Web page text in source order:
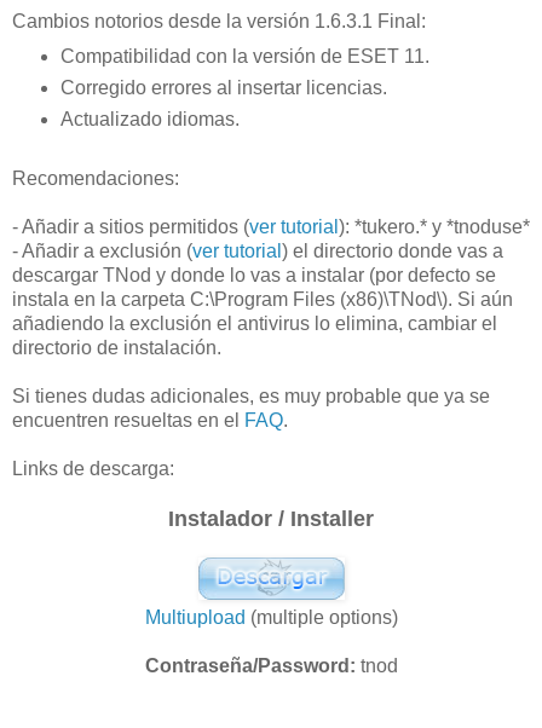
Cambios notorios desde la versión 1.6.3.1 Final:
Compatibilidad con la versión de ESET 11.
Corregido errores al insertar licencias.
Actualizado idiomas.
Recomendaciones:
- Añadir a sitios permitidos (ver tutorial ): *tukero.* y *tnoduse*
- Añadir a exclusión (ver tutorial ) el directorio donde vas a
descargar TNod y donde lo vas a instalar (por defecto se
instala en la carpeta C:\Program Files (x86)\TNod\). Si aún
añadiendo la exclusión el antivirus lo elimina, cambiar el
directorio de instalación.
Si tienes dudas adicionales, es muy probable que ya se
encuentren resueltas en el FAQ.
Links de descarga:
Instalador / Installer
Multiupload (multiple options)
Contraseña/Password: tnod